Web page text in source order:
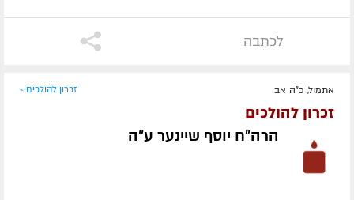
לכתבה
אתמול, כ"ה אב זכרון להולכים »
זכרון להולכים
הרה"ח יוסף שיינער ע״ה